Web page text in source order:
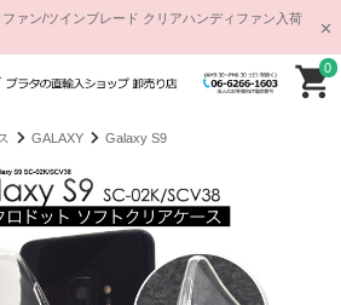
ァン/ツインブレード クリアハンディファン入荷
0
GALAXY Galaxy S9